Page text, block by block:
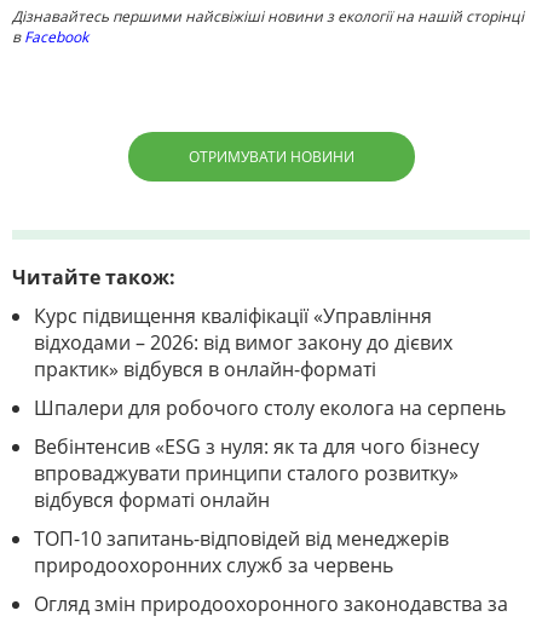
Дізнавайтесь першими найсвіжіші новини з екології на нашій сторінці
вFacebook
ОТРИМУВАТИ НОВИНИ
Читайте також:
Курс підвищення кваліфікації «Управління
відходами – 2026: від вимог закону до дієвих
практик» відбувся в онлайн-форматі
Шпалери для робочого столу еколога на серпень
Вебінтенсив «ESG з нуля: як та для чого бізнесу
впроваджувати принципи сталого розвитку»
відбувся форматі онлайн
ТОП-10 запитань-відповідей від менеджерів
природоохоронних служб за червень
Огляд змін природоохоронного законодавства за